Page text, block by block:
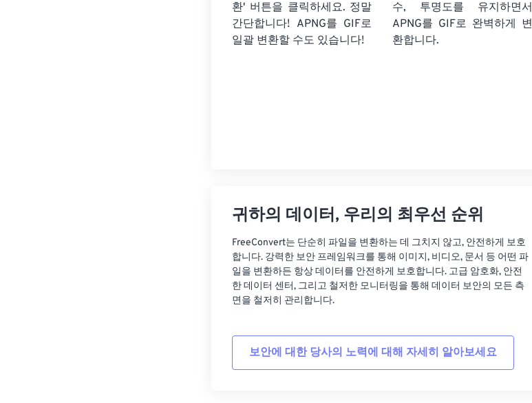
환' 버튼을 클릭하세요. 정말
간단합니다! APNG를 GIF로
일괄 변환할 수도 있습니다!
수, 투명도를 유지하면서
APNG를 GIF로 완벽하게 변
환합니다.
귀하의 데이터, 우리의 최우선 순위
FreeConvert는 단순히 파일을 변환하는 데 그치지 않고, 안전하게 보호
합니다. 강력한 보안 프레임워크를 통해 이미지, 비디오, 문서 등 어떤 파
일을 변환하든 항상 데이터를 안전하게 보호합니다. 고급 암호화, 안전
한 데이터 센터, 그리고 철저한 모니터링을 통해 데이터 보안의 모든 측
면을 철저히 관리합니다.
보안에 대한 당사의 노력에 대해 자세히 알아보세요